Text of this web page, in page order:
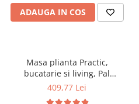
ADAUGA IN COS
Masa plianta Practic,
bucatarie si living, Pal
Melaminat, insertii lemn
409,77 Lei